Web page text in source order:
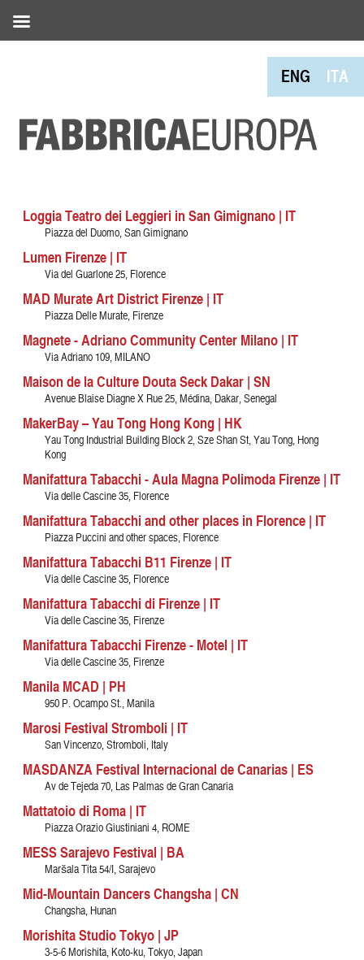
ENG ITA
Loggia Teatro dei Leggieri in San Gimignano | IT
Piazza del Duomo, San Gimignano
Lumen Firenze | IT
Via del Guarlone 25, Florence
MAD Murate Art District Firenze | IT
Piazza Delle Murate, Firenze
Magnete - Adriano Community Center Milano | IT
Via Adriano 109, MILANO
Maison de la Culture Douta Seck Dakar | SN
Avenue Blaise Diagne X Rue 25, Médina, Dakar, Senegal
MakerBay – Yau Tong Hong Kong | HK
Yau Tong Industrial Building Block 2, Sze Shan St, Yau Tong, Hong
Kong
Manifattura Tabacchi - Aula Magna Polimoda Firenze | IT
Via delle Cascine 35, Florence
Manifattura Tabacchi and other places in Florence | IT
Piazza Puccini and other spaces, Florence
Manifattura Tabacchi B11 Firenze | IT
Via delle Cascine 35, Florence
Manifattura Tabacchi di Firenze | IT
Via delle Cascine 35, Firenze
Manifattura Tabacchi Firenze - Motel | IT
Via delle Cascine 35, Firenze
Manila MCAD | PH
950 P. Ocampo St., Manila
Marosi Festival Stromboli | IT
San Vincenzo, Stromboli, Italy
MASDANZA Festival Internacional de Canarias | ES
Av de Tejeda 70, Las Palmas de Gran Canaria
Mattatoio di Roma | IT
Piazza Orazio Giustiniani 4, ROME
MESS Sarajevo Festival | BA
Maršala Tita 54/I, Sarajevo
Mid-Mountain Dancers Changsha | CN
Changsha, Hunan
Morishita Studio Tokyo | JP
3-5-6 Morishita, Koto-ku, Tokyo, Japan